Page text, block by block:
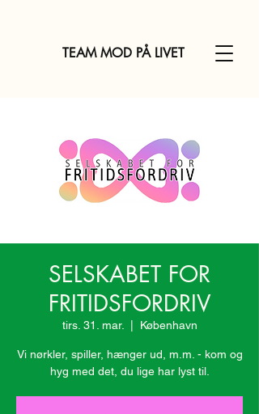
TEAM MOD PÅ LIVET
SELSKABET FOR
FRITIDSFORDRIV
tirs. 31. mar. København
Vi nørkler, spiller, hænger ud, m.m. - kom og
hyg med det, du lige har lyst til.